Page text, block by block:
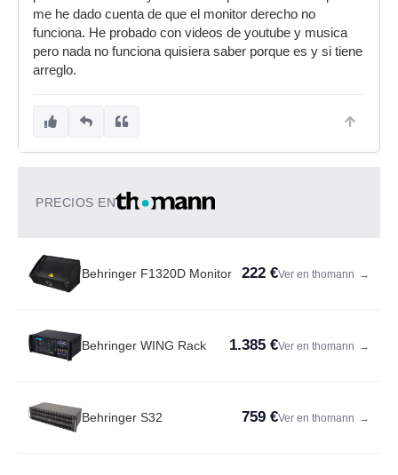
me he dado cuenta de que el monitor derecho no
funciona. He probado con videos de youtube y musica
pero nada no funciona quisiera saber porque es y si tiene
arreglo.
PRECIOS EN
Behringer F1320D Monitor 222 €Ver en thomann →
Behringer WING Rack 1.385 €Ver en thomann →
Behringer S32 759 €Ver en thomann →